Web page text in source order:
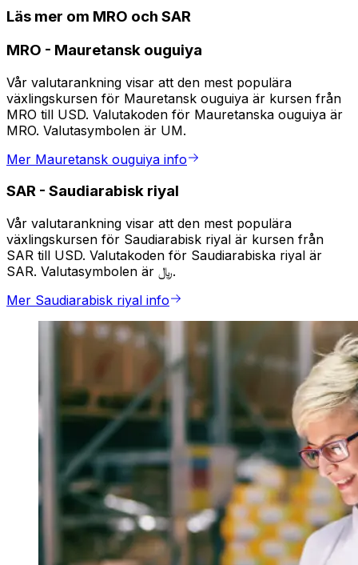
Läs mer om MRO och SAR
MRO - Mauretansk ouguiya
Vår valutarankning visar att den mest populära
växlingskursen för Mauretansk ouguiya är kursen från
MRO till USD. Valutakoden för Mauretanska ouguiya är
MRO. Valutasymbolen är UM.
Mer Mauretansk ouguiya info
SAR - Saudiarabisk riyal
Vår valutarankning visar att den mest populära
växlingskursen för Saudiarabisk riyal är kursen från
SAR till USD. Valutakoden för Saudiarabiska riyal är
SAR. Valutasymbolen är ﷼.
Mer Saudiarabisk riyal info